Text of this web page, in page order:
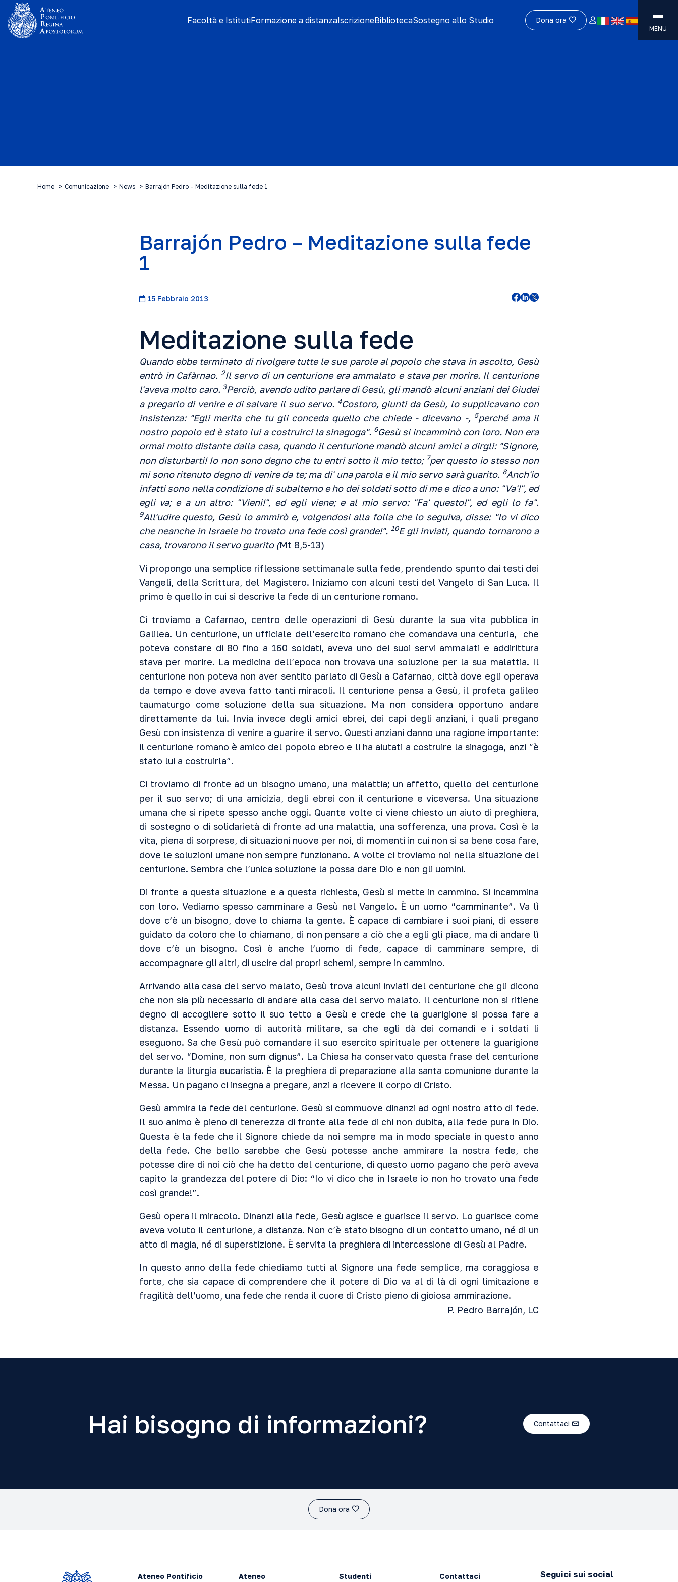
Facoltà e IstitutiFormazione a distanzaIscrizioneBibliotecaSostegno allo Studio Dona ora
MENU
Home Comunicazione News Barrajón Pedro – Meditazione sulla fede 1
Barrajón Pedro – Meditazione sulla fede
1
15 Febbraio 2013
Meditazione sulla fede
Quando ebbe terminato di rivolgere tutte le sue parole al popolo che stava in ascolto, Gesù
entrò in Cafàrnao. 2Il servo di un centurione era ammalato e stava per morire. Il centurione
l'aveva molto caro. 3Perciò, avendo udito parlare di Gesù, gli mandò alcuni anziani dei Giudei
a pregarlo di venire e di salvare il suo servo. 4Costoro, giunti da Gesù, lo supplicavano con
insistenza: "Egli merita che tu gli conceda quello che chiede - dicevano -, 5perché ama il
nostro popolo ed è stato lui a costruirci la sinagoga". 6Gesù si incamminò con loro. Non era
ormai molto distante dalla casa, quando il centurione mandò alcuni amici a dirgli: "Signore,
non disturbarti! Io non sono degno che tu entri sotto il mio tetto; 7per questo io stesso non
mi sono ritenuto degno di venire da te; ma di' una parola e il mio servo sarà guarito. 8Anch'io
infatti sono nella condizione di subalterno e ho dei soldati sotto di me e dico a uno: "Va'!", ed
egli va; e a un altro: "Vieni!", ed egli viene; e al mio servo: "Fa' questo!", ed egli lo fa".
9All'udire questo, Gesù lo ammirò e, volgendosi alla folla che lo seguiva, disse: "Io vi dico
che neanche in Israele ho trovato una fede così grande!". 10E gli inviati, quando tornarono a
casa, trovarono il servo guarito (Mt 8,5-13)
Vi propongo una semplice riflessione settimanale sulla fede, prendendo spunto dai testi dei
Vangeli, della Scrittura, del Magistero. Iniziamo con alcuni testi del Vangelo di San Luca. Il
primo è quello in cui si descrive la fede di un centurione romano.
Ci troviamo a Cafarnao, centro delle operazioni di Gesù durante la sua vita pubblica in
Galilea. Un centurione, un ufficiale dell’esercito romano che comandava una centuria, che
poteva constare di 80 fino a 160 soldati, aveva uno dei suoi servi ammalati e addirittura
stava per morire. La medicina dell’epoca non trovava una soluzione per la sua malattia. Il
centurione non poteva non aver sentito parlato di Gesù a Cafarnao, città dove egli operava
da tempo e dove aveva fatto tanti miracoli. Il centurione pensa a Gesù, il profeta galileo
taumaturgo come soluzione della sua situazione. Ma non considera opportuno andare
direttamente da lui. Invia invece degli amici ebrei, dei capi degli anziani, i quali pregano
Gesù con insistenza di venire a guarire il servo. Questi anziani danno una ragione importante:
il centurione romano è amico del popolo ebreo e li ha aiutati a costruire la sinagoga, anzi “è
stato lui a costruirla”.
Ci troviamo di fronte ad un bisogno umano, una malattia; un affetto, quello del centurione
per il suo servo; di una amicizia, degli ebrei con il centurione e viceversa. Una situazione
umana che si ripete spesso anche oggi. Quante volte ci viene chiesto un aiuto di preghiera,
di sostegno o di solidarietà di fronte ad una malattia, una sofferenza, una prova. Così è la
vita, piena di sorprese, di situazioni nuove per noi, di momenti in cui non si sa bene cosa fare,
dove le soluzioni umane non sempre funzionano. A volte ci troviamo noi nella situazione del
centurione. Sembra che l’unica soluzione la possa dare Dio e non gli uomini.
Di fronte a questa situazione e a questa richiesta, Gesù si mette in cammino. Si incammina
con loro. Vediamo spesso camminare a Gesù nel Vangelo. È un uomo “camminante”. Va lì
dove c’è un bisogno, dove lo chiama la gente. È capace di cambiare i suoi piani, di essere
guidato da coloro che lo chiamano, di non pensare a ciò che a egli gli piace, ma di andare lì
dove c’è un bisogno. Così è anche l’uomo di fede, capace di camminare sempre, di
accompagnare gli altri, di uscire dai propri schemi, sempre in cammino.
Arrivando alla casa del servo malato, Gesù trova alcuni inviati del centurione che gli dicono
che non sia più necessario di andare alla casa del servo malato. Il centurione non si ritiene
degno di accogliere sotto il suo tetto a Gesù e crede che la guarigione si possa fare a
distanza. Essendo uomo di autorità militare, sa che egli dà dei comandi e i soldati li
eseguono. Sa che Gesù può comandare il suo esercito spirituale per ottenere la guarigione
del servo. “Domine, non sum dignus”. La Chiesa ha conservato questa frase del centurione
durante la liturgia eucaristia. È la preghiera di preparazione alla santa comunione durante la
Messa. Un pagano ci insegna a pregare, anzi a ricevere il corpo di Cristo.
Gesù ammira la fede del centurione. Gesù si commuove dinanzi ad ogni nostro atto di fede.
Il suo animo è pieno di tenerezza di fronte alla fede di chi non dubita, alla fede pura in Dio.
Questa è la fede che il Signore chiede da noi sempre ma in modo speciale in questo anno
della fede. Che bello sarebbe che Gesù potesse anche ammirare la nostra fede, che
potesse dire di noi ciò che ha detto del centurione, di questo uomo pagano che però aveva
capito la grandezza del potere di Dio: “Io vi dico che in Israele io non ho trovato una fede
così grande!”.
Gesù opera il miracolo. Dinanzi alla fede, Gesù agisce e guarisce il servo. Lo guarisce come
aveva voluto il centurione, a distanza. Non c’è stato bisogno di un contatto umano, né di un
atto di magia, né di superstizione. È servita la preghiera di intercessione di Gesù al Padre.
In questo anno della fede chiediamo tutti al Signore una fede semplice, ma coraggiosa e
forte, che sia capace di comprendere che il potere di Dio va al di là di ogni limitazione e
fragilità dell’uomo, una fede che renda il cuore di Cristo pieno di gioiosa ammirazione.
P. Pedro Barrajón, LC
Hai bisogno di informazioni? Contattaci
Dona ora
Ateneo Pontificio Ateneo Studenti Contattaci Seguici sui social